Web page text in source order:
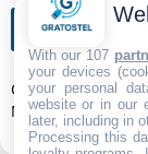
Agendas de
Consumer
Mobile World
With our 107
your devices
your personal
website or in our
later, including in
Processing this